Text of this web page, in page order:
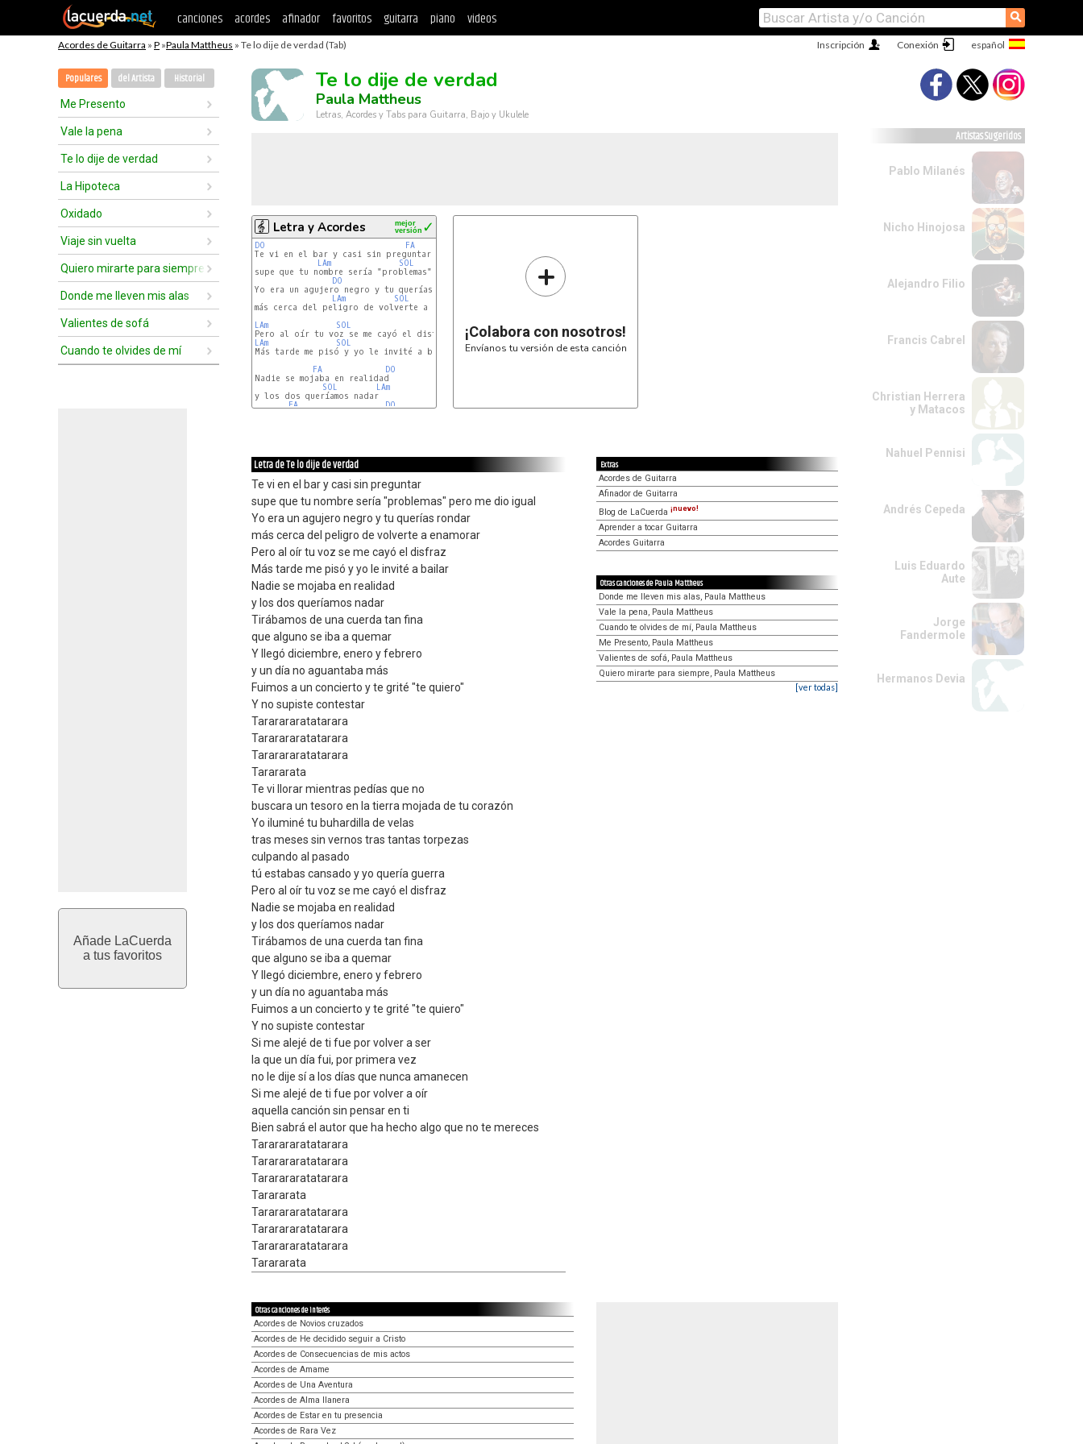
canciones acordes afinador favoritos guitarra piano videos ⚲
Acordes de Guitarra » P »Paula Mattheus » Te lo dije de verdad (Tab) Conexión
Inscripción
Populares del Artista Historial
Me Presento
Vale la pena
Te lo dije de verdad
La Hipoteca
Oxidado
Viaje sin vuelta
Quiero mirarte para siempre
Donde me lleven mis alas
Valientes de sofá
Cuando te olvides de mí
Añade LaCuerda
a tus favoritos
Te lo dije de verdad
Paula Mattheus
Letras, Acordes y Tabs para Guitarra, Bajo y Ukulele
Letra y Acordes ✓
mejor
versión
DO
FA
Te vi en el bar y casi sin preguntar
LAm
SOL
supe que tu nombre sería "problemas" pero me dio igual
DO
Yo era un agujero negro y tu querías rondar
LAm
SOL
más cerca del peligro de volverte a enamorar
LAm
SOL
LAm
SOL
Más tarde me pisó y yo le invité a bailar
FA
DO
Nadie se mojaba en realidad
SOL
LAm
y los dos queríamos nadar
FA
DO
+
¡Colabora con nosotros!
Envíanos tu versión de esta canción
Letra de Te lo dije de verdad
Te vi en el bar y casi sin preguntar
supe que tu nombre sería "problemas" pero me dio igual
Yo era un agujero negro y tu querías rondar
más cerca del peligro de volverte a enamorar
Pero al oír tu voz se me cayó el disfraz
Más tarde me pisó y yo le invité a bailar
Nadie se mojaba en realidad
y los dos queríamos nadar
Tirábamos de una cuerda tan fina
que alguno se iba a quemar
Y llegó diciembre, enero y febrero
y un día no aguantaba más
Fuimos a un concierto y te grité "te quiero"
Y no supiste contestar
Tararararatatarara
Tararararatatarara
Tararararatatarara
Tarararata
Te vi llorar mientras pedías que no
buscara un tesoro en la tierra mojada de tu corazón
Yo iluminé tu buhardilla de velas
tras meses sin vernos tras tantas torpezas
culpando al pasado
tú estabas cansado y yo quería guerra
Pero al oír tu voz se me cayó el disfraz
Nadie se mojaba en realidad
y los dos queríamos nadar
Tirábamos de una cuerda tan fina
que alguno se iba a quemar
Y llegó diciembre, enero y febrero
y un día no aguantaba más
Fuimos a un concierto y te grité "te quiero"
Y no supiste contestar
Si me alejé de ti fue por volver a ser
la que un día fui, por primera vez
no le dije sí a los días que nunca amanecen
Si me alejé de ti fue por volver a oír
aquella canción sin pensar en ti
Bien sabrá el autor que ha hecho algo que no te mereces
Tararararatatarara
Tararararatatarara
Tararararatatarara
Tarararata
Tararararatatarara
Tararararatatarara
Tararararatatarara
Tarararata
Extras
Acordes de Guitarra
Afinador de Guitarra
Blog de LaCuerda ¡nuevo!
Aprender a tocar Guitarra
Acordes Guitarra
Otras canciones de Paula Mattheus
Donde me lleven mis alas, Paula Mattheus
Vale la pena, Paula Mattheus
Cuando te olvides de mí, Paula Mattheus
Me Presento, Paula Mattheus
Valientes de sofá, Paula Mattheus
Quiero mirarte para siempre, Paula Mattheus
[ver todas]
Otras canciones de interés
Acordes de Novios cruzados
Acordes de He decidido seguir a Cristo
Acordes de Consecuencias de mis actos
Acordes de Amame
Acordes de Una Aventura
Acordes de Alma llanera
Acordes de Estar en tu presencia
Acordes de Rara Vez
Artistas Sugeridos
Pablo Milanés
Nicho Hinojosa
Alejandro Filio
Francis Cabrel
Christian Herrera
y Matacos
Nahuel Pennisi
Andrés Cepeda
Luis Eduardo
Aute
Jorge
Fandermole
Hermanos Devia